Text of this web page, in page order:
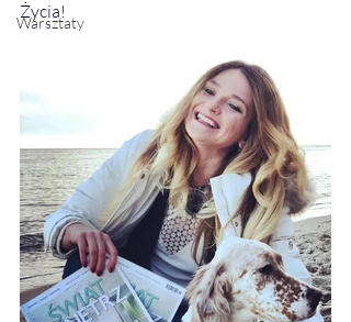
Warsztaty
Życia!